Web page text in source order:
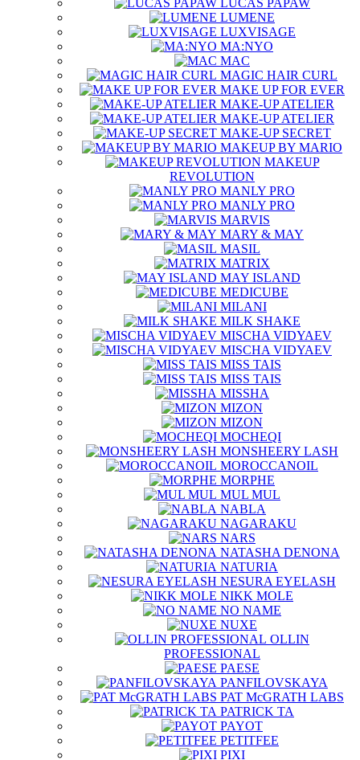
LUCAS PAPAW
LUMENE
LUXVISAGE
MA:NYO
MAC
MAGIC HAIR CURL
MAKE UP FOR EVER
MAKE-UP ATELIER
MAKE-UP ATELIER
MAKE-UP SECRET
MAKEUP BY MARIO
MAKEUP
REVOLUTION
MANLY PRO
MANLY PRO
MARVIS
MARY & MAY
MASIL
MATRIX
MAY ISLAND
MEDICUBE
MILANI
MILK SHAKE
MISCHA VIDYAEV
MISCHA VIDYAEV
MISS TAIS
MISS TAIS
MISSHA
MIZON
MIZON
MOCHEQI
MONSHEERY LASH
MOROCCANOIL
MORPHE
MUL MUL
NABLA
NAGARAKU
NARS
NATASHA DENONA
NATURIA
NESURA EYELASH
NIKK MOLE
NO NAME
NUXE
OLLIN
PROFESSIONAL
PAESE
PANFILOVSKAYA
PAT McGRATH LABS
PATRICK TA
PAYOT
PETITFEE
PIXI